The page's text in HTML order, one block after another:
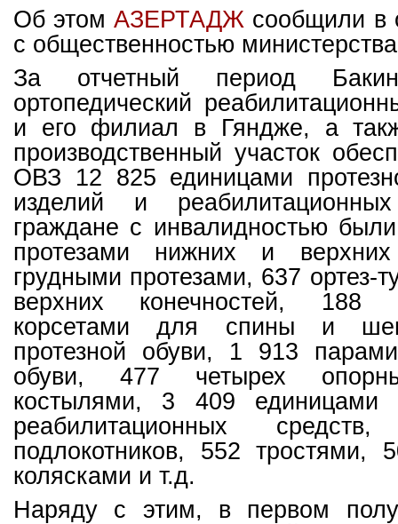
Об этомАЗЕРТАДЖ сообщили в
с общественностью
За отчетный период
ортопедический
и его филиал в Гяндже, а
производственный участок
ОВЗ 12 825 единицами
изделий и
граждане с инвалидностью
протезами нижних и
грудными протезами, 637 ортез-
верхних конечностей, 188
корсетами для спины и
протезной обуви, 1 913 парами
обуви, 477 четырех
костылями, 3 409 единицами
реабилитационных
подлокотников, 552 тростями,
колясками и т.д.
Наряду с этим, в первом